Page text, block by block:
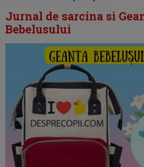
Jurnal de sarcina si
Bebelusului